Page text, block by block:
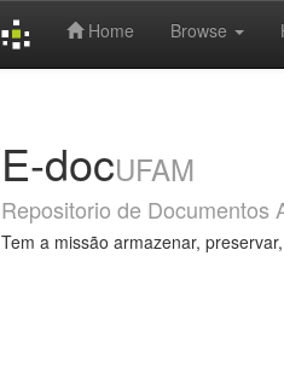
Home Browse
E-docUFAM
Repositorio de Documentos
Tem a missão armazenar,